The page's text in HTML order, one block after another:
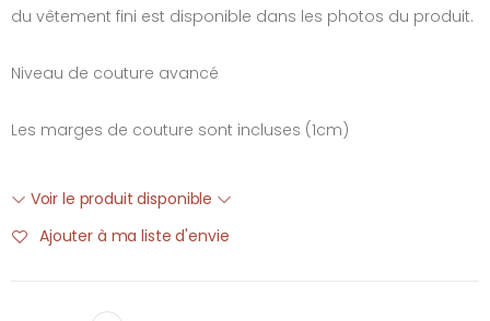
du vêtement fini est disponible dans les photos du produit.
Niveau de couture avancé
Les marges de couture sont incluses (1cm)
Voir le produit disponible
Ajouter à ma liste d'envie